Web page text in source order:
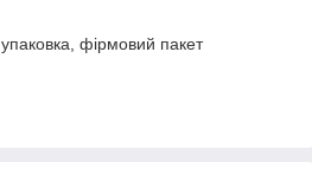
фірмовий пакет